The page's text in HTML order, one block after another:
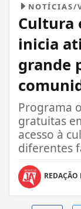
NOTÍCIAS/
Cultura
inicia
grande
Programa
gratuitas
acesso à
diferentes